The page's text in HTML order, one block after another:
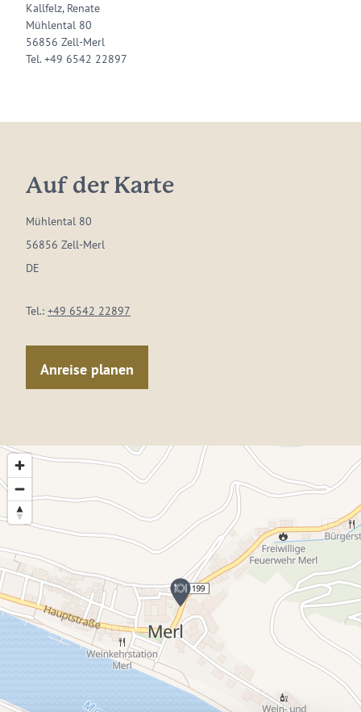
Kallfelz, Renate
Mühlental 80
56856 Zell-Merl
Tel. +49 6542 22897
Auf der Karte
Mühlental 80
56856 Zell-Merl
DE
Tel.: +49 6542 22897
Anreise planen